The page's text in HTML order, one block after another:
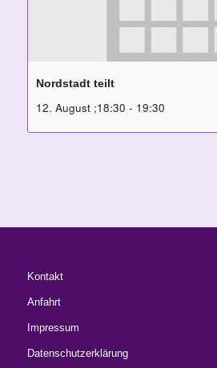
Nordstadt teilt
12. August ;18:30 - 19:30
Kontakt
Anfahrt
Impressum
Datenschutzerklärung